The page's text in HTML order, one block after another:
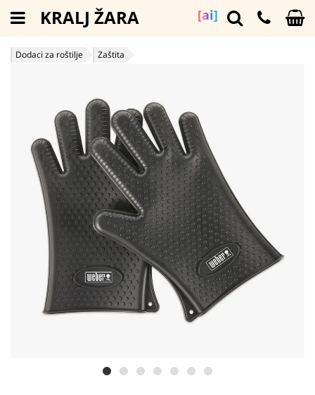
[ai]
KRALJ ŽARA
Dodaci za roštilje Zaštita